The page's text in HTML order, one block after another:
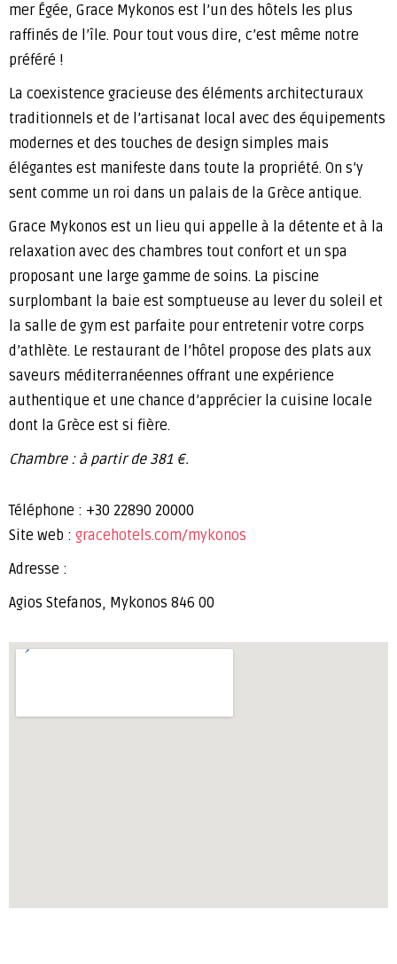
mer Égée, Grace Mykonos est l’un des hôtels les plus
raffinés de l’île. Pour tout vous dire, c’est même notre
préféré !
La coexistence gracieuse des éléments architecturaux
traditionnels et de l’artisanat local avec des équipements
modernes et des touches de design simples mais
élégantes est manifeste dans toute la propriété. On s’y
sent comme un roi dans un palais de la Grèce antique.
Grace Mykonos est un lieu qui appelle à la détente et à la
relaxation avec des chambres tout confort et un spa
proposant une large gamme de soins. La piscine
surplombant la baie est somptueuse au lever du soleil et
la salle de gym est parfaite pour entretenir votre corps
d’athlète. Le restaurant de l’hôtel propose des plats aux
saveurs méditerranéennes offrant une expérience
authentique et une chance d’apprécier la cuisine locale
dont la Grèce est si fière.
Chambre : à partir de 381 €.
Téléphone : +30 22890 20000
Site web : gracehotels.com/mykonos
Adresse :
Agios Stefanos, Mykonos 846 00